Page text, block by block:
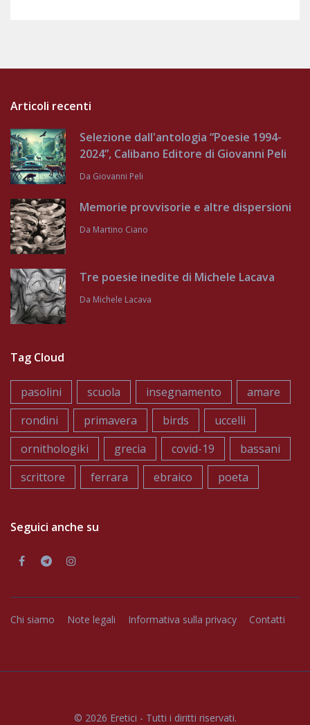
Articoli recenti
Selezione dall'antologia “Poesie 1994-
2024”, Calibano Editore di Giovanni Peli
Da Giovanni Peli
Memorie provvisorie e altre dispersioni
Da Martino Ciano
Tre poesie inedite di Michele Lacava
Da Michele Lacava
Tag Cloud
pasolini scuola insegnamento
amare
rondini
primavera birds
uccelli
ornithologiki
grecia covid-19
bassani
scrittore
ferrara ebraico poeta
Seguici anche su
Chi siamo Note legali Informativa sulla privacy Contatti
© 2026 Eretici - Tutti i diritti riservati.